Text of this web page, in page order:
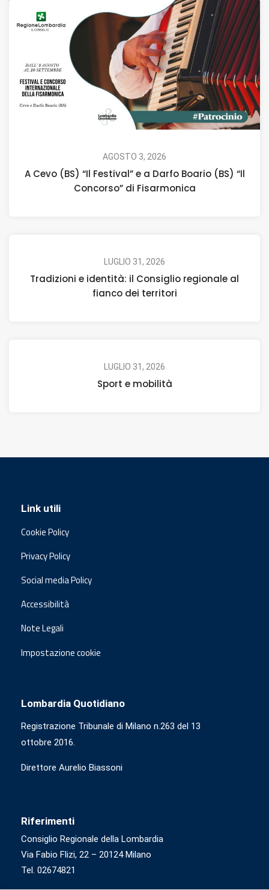
AGOSTO 3, 2026
A Cevo (BS) “Il Festival” e a Darfo Boario (BS) “Il
Concorso” di Fisarmonica
LUGLIO 31, 2026
Tradizioni e identità: il Consiglio regionale al
fianco dei territori
LUGLIO 31, 2026
Sport e mobilità
Link utili
Cookie Policy
Privacy Policy
Social media Policy
Accessibilità
Note Legali
Impostazione cookie
Lombardia Quotidiano
Registrazione Tribunale di Milano n.263 del 13
ottobre 2016.
Direttore Aurelio Biassoni
Riferimenti
Consiglio Regionale della Lombardia
Via Fabio Flizi, 22 – 20124 Milano
Tel. 02674821